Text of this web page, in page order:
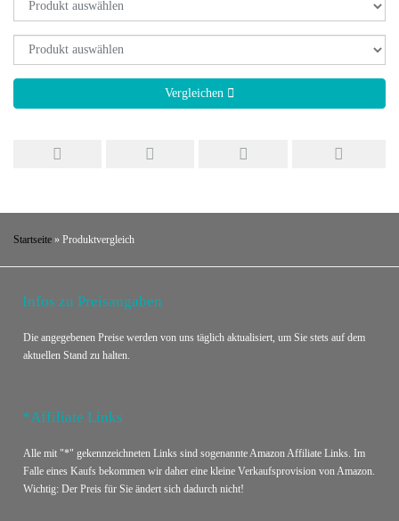
Vergleichen
Startseite » Produktvergleich
Infos zu Preisangaben
Die angegebenen Preise werden von uns täglich aktualisiert, um Sie stets auf dem
aktuellen Stand zu halten.
*Affiliate Links
Alle mit "*" gekennzeichneten Links sind sogenannte Amazon Affiliate Links. Im
Falle eines Kaufs bekommen wir daher eine kleine Verkaufsprovision von Amazon.
Wichtig: Der Preis für Sie ändert sich dadurch nicht!